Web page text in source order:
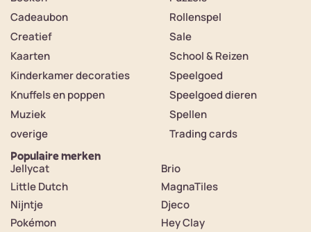
Cadeaubon
Creatief
Kaarten
Kinderkamer decoraties
Knuffels en poppen
Muziek
overige
Rollenspel
Sale
School & Reizen
Speelgoed
Speelgoed dieren
Spellen
Trading cards
Populaire merken
Jellycat
Little Dutch
Nijntje
Pokémon
Brio
MagnaTiles
Djeco
Hey Clay